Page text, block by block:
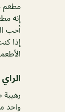
مطعم
إنه
أحب
إذا
واحد